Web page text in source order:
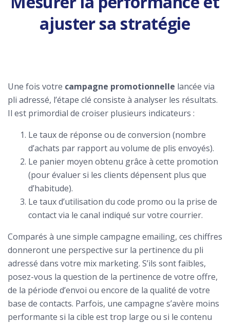
ajuster sa stratégie
Une fois votre campagne promotionnelle lancée via
pli adressé, l’étape clé consiste à analyser les résultats.
Il est primordial de croiser plusieurs indicateurs :
Le taux de réponse ou de conversion (nombre
d’achats par rapport au volume de plis envoyés).
Le panier moyen obtenu grâce à cette promotion
(pour évaluer si les clients dépensent plus que
d’habitude).
Le taux d’utilisation du code promo ou la prise de
contact via le canal indiqué sur votre courrier.
Comparés à une simple campagne emailing, ces chiffres
donneront une perspective sur la pertinence du pli
adressé dans votre mix marketing. S’ils sont faibles,
posez-vous la question de la pertinence de votre offre,
de la période d’envoi ou encore de la qualité de votre
base de contacts. Parfois, une campagne s’avère moins
performante si la cible est trop large ou si le contenu